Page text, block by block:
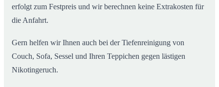
erfolgt zum Festpreis und wir berechnen keine Extrakosten für
die Anfahrt.
Gern helfen wir Ihnen auch bei der Tiefenreinigung von
Couch, Sofa, Sessel und Ihren Teppichen gegen lästigen
Nikotingeruch.